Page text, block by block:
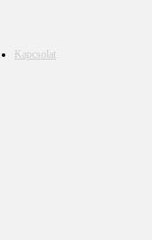
Kapcsolat